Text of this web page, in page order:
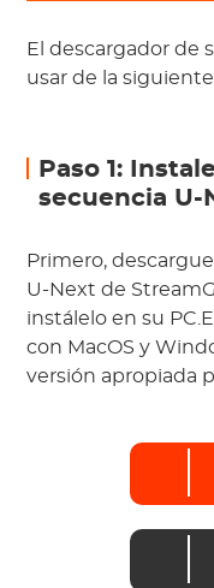
El descargador de
usar de la
Paso 1:
secuencia U-
Primero,
U-Next de
instálelo en su
con MacOS y
versión apropiada